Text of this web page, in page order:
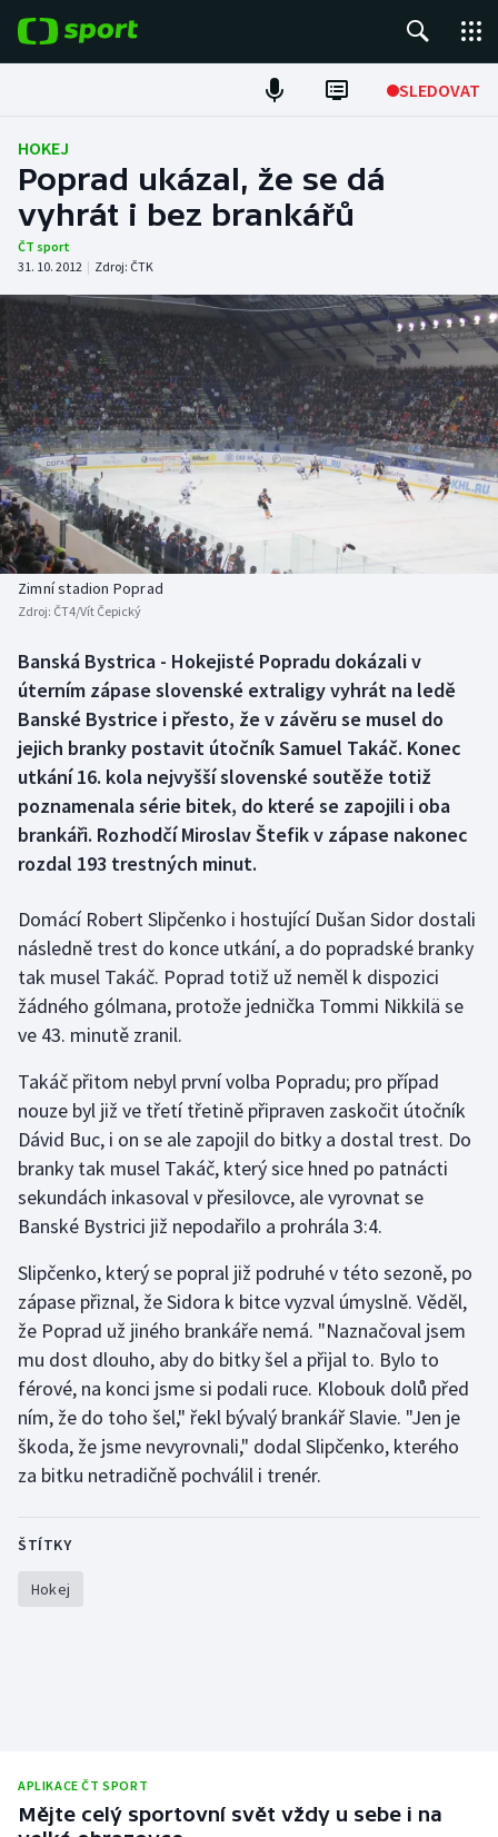
SLEDOVAT
Fotbal
Hokej
Tenis
Atletika
Cyklistika
DALŠÍ SPORTY
Americký fotbal
Baseball a softbal
Basketbal
Biatlon
Boby a skeleton
Box
Curling
Dostihy
Futsal
Golf
Gymnastika
Házená
Jezdectví
Judo
Krasobruslení
Lezení
Lyže a snowboard
Moderní pětiboj
Motorsport
Parasport
Rychlobruslení
NEPŘEHLÉDNĚTE
Soutěže
Historické návraty
Aplikace ČT sport
AZ kvíz
HOKEJ
Poprad ukázal, že se dá
vyhrát i bez brankářů
ČT sport
31. 10. 2012 | Zdroj: ČTK
Zimní stadion Poprad
Zdroj: ČT4/Vít Čepický
Banská Bystrica - Hokejisté Popradu dokázali v
úterním zápase slovenské extraligy vyhrát na ledě
Banské Bystrice i přesto, že v závěru se musel do
jejich branky postavit útočník Samuel Takáč. Konec
utkání 16. kola nejvyšší slovenské soutěže totiž
poznamenala série bitek, do které se zapojili i oba
brankáři. Rozhodčí Miroslav Štefik v zápase nakonec
rozdal 193 trestných minut.
Domácí Robert Slipčenko i hostující Dušan Sidor dostali
následně trest do konce utkání, a do popradské branky
tak musel Takáč. Poprad totiž už neměl k dispozici
žádného gólmana, protože jednička Tommi Nikkilä se
ve 43. minutě zranil.
Takáč přitom nebyl první volba Popradu; pro případ
nouze byl již ve třetí třetině připraven zaskočit útočník
Dávid Buc, i on se ale zapojil do bitky a dostal trest. Do
branky tak musel Takáč, který sice hned po patnácti
sekundách inkasoval v přesilovce, ale vyrovnat se
Banské Bystrici již nepodařilo a prohrála 3:4.
Slipčenko, který se popral již podruhé v této sezoně, po
zápase přiznal, že Sidora k bitce vyzval úmyslně. Věděl,
že Poprad už jiného brankáře nemá. "Naznačoval jsem
mu dost dlouho, aby do bitky šel a přijal to. Bylo to
férové, na konci jsme si podali ruce. Klobouk dolů před
ním, že do toho šel," řekl bývalý brankář Slavie. "Jen je
škoda, že jsme nevyrovnali," dodal Slipčenko, kterého
za bitku netradičně pochválil i trenér.
ŠTÍTKY
Hokej
APLIKACE ČT SPORT
Mějte celý sportovní svět vždy u sebe i na